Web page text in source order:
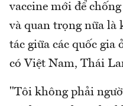
vaccine mới để
và quan trọng nữa là
tác giữa các quốc
có Việt Nam, Thái
"Tôi không phải